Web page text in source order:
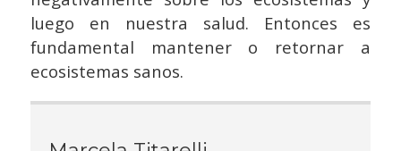
luego en nuestra salud. Entonces es
fundamental mantener o retornar a
ecosistemas sanos.